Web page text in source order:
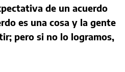
de un acuerdo
es una cosa y la gente
pero si no lo logramos,